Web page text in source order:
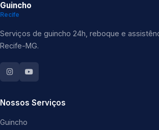
Guincho
Recife
Serviços de guincho 24h, reboque e
Recife-MG.
Nossos Serviços
Guincho